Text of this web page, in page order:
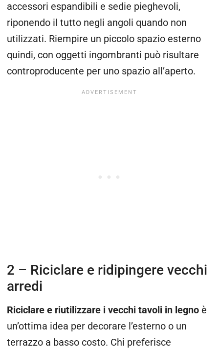
accessori espandibili e sedie pieghevoli,
riponendo il tutto negli angoli quando non
utilizzati. Riempire un piccolo spazio esterno
quindi, con oggetti ingombranti può risultare
controproducente per uno spazio all’aperto.
2 – Riciclare e ridipingere vecchi
arredi
Riciclare e riutilizzare i vecchi tavoli in legno è
un’ottima idea per decorare l’esterno o un
terrazzo a basso costo. Chi preferisce